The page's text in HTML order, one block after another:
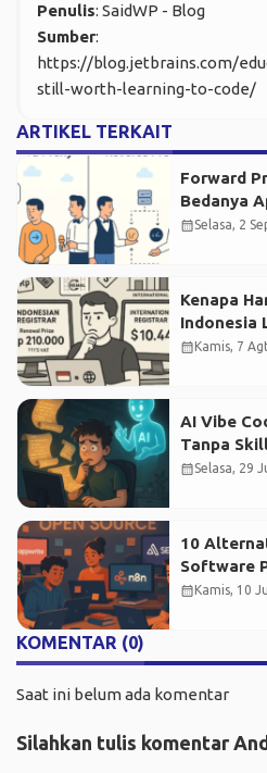
Penulis: SaidWP - Blog
Sumber:
https://blog.jetbrains.com/
still-worth-learning-to-code/
ARTIKEL TERKAIT
Forward
Bedanya
calendar_monthSelasa, 2
Kenapa
Indonesia
calendar_month Kamis, 7
AI Vibe
Tanpa
calendar_monthSelasa, 29
10
Software
Kamu
calendar_month Kamis, 10
KOMENTAR (0)
Saat ini belum ada komentar
Silahkan tulis komentar